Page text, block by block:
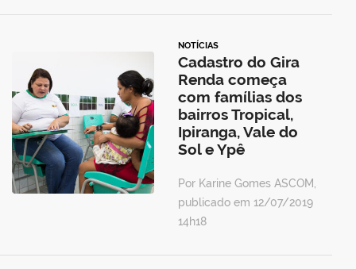
NOTÍCIAS
Cadastro do Gira
Renda começa
com famílias dos
bairros Tropical,
Ipiranga, Vale do
Sol e Ypê
Por Karine Gomes ASCOM,
publicado em 12/07/2019
14h18